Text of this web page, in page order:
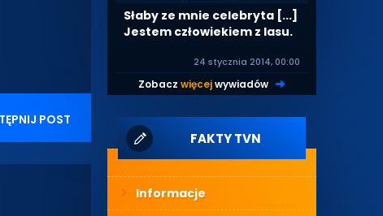
POST
Słaby ze mnie celebryta [...]
Jestem człowiekiem z lasu.
24 stycznia 2014, 00:00
Zobaczwięcejwywiadów |
FAKTY TVN
Informacje